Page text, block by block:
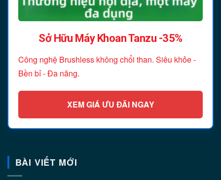
Sở Hữu Máy Khoan Tanzu -35%
Công nghệ Brushless không chổi than. Siêu khỏe -
Bền bỉ - Đa năng.
XEM GIÁ ƯU ĐÃI NGAY
BÀI VIẾT MỚI